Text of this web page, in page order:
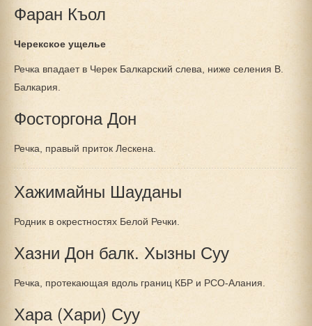
Фаран Къол
Черекское ущелье
Речка впадает в Черек Балкарский слева, ниже селения В.
Балкария.
Фосторгона Дон
Речка, правый приток Лескена.
Хажимайны Шауданы
Родник в окрестностях Белой Речки.
Хазни Дон балк. Хызны Суу
Речка, протекающая вдоль границ КБР и РСО-Алания.
Хара (Хари) Суу